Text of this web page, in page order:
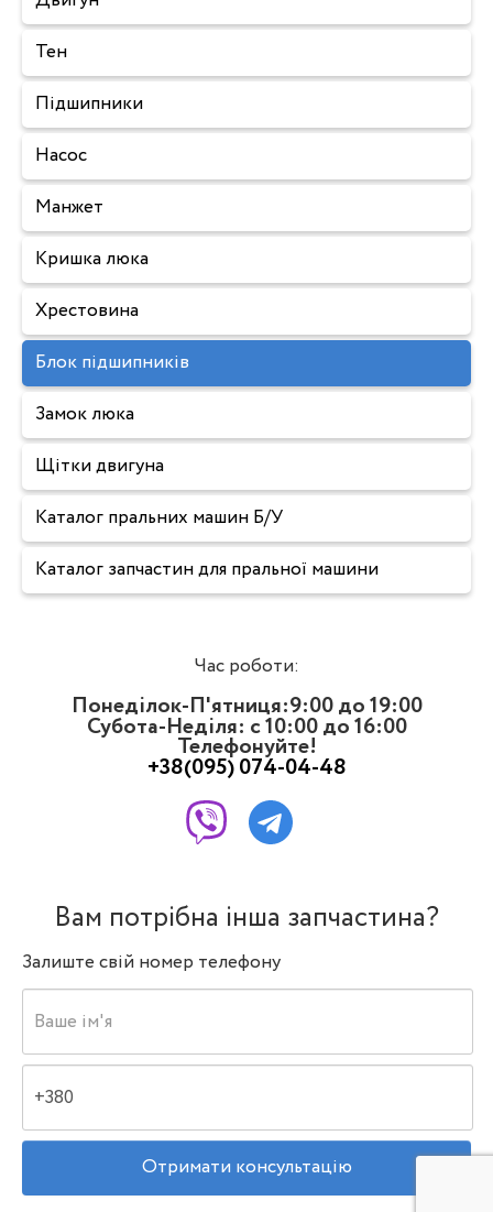
Тен
Підшипники
Насос
Манжет
Кришка люка
Хрестовина
Блок підшипників
Замок люка
Щітки двигуна
Каталог пральних машин Б/У
Каталог запчастин для пральної машини
Час роботи:
Понеділок-П'ятниця:9:00 до 19:00
Субота-Неділя: с 10:00 до 16:00
Телефонуйте!
+38(095) 074-04-48
Вам потрібна інша запчастина?
Залиште свій номер телефону